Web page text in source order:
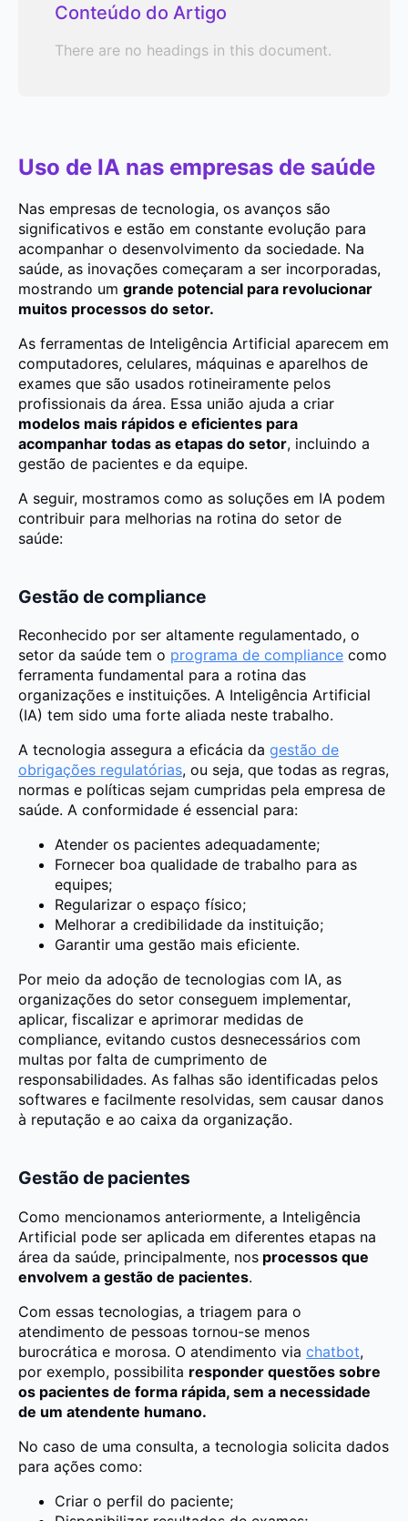
Conteúdo do Artigo
There are no headings in this document.
Uso de IA nas empresas de saúde
Nas empresas de tecnologia, os avanços são
significativos e estão em constante evolução para
acompanhar o desenvolvimento da sociedade. Na
saúde, as inovações começaram a ser incorporadas,
mostrando um grande potencial para revolucionar
muitos processos do setor.
As ferramentas de Inteligência Artificial aparecem em
computadores, celulares, máquinas e aparelhos de
exames que são usados rotineiramente pelos
profissionais da área. Essa união ajuda a criar
modelos mais rápidos e eficientes para
acompanhar todas as etapas do setor, incluindo a
gestão de pacientes e da equipe.
A seguir, mostramos como as soluções em IA podem
contribuir para melhorias na rotina do setor de
saúde:
Gestão de compliance
Reconhecido por ser altamente regulamentado, o
setor da saúde tem o programa de compliance como
ferramenta fundamental para a rotina das
organizações e instituições. A Inteligência Artificial
(IA) tem sido uma forte aliada neste trabalho.
A tecnologia assegura a eficácia da gestão de
obrigações regulatórias, ou seja, que todas as regras,
normas e políticas sejam cumpridas pela empresa de
saúde. A conformidade é essencial para:
Atender os pacientes adequadamente;
Fornecer boa qualidade de trabalho para as
equipes;
Regularizar o espaço físico;
Melhorar a credibilidade da instituição;
Garantir uma gestão mais eficiente.
Por meio da adoção de tecnologias com IA, as
organizações do setor conseguem implementar,
aplicar, fiscalizar e aprimorar medidas de
compliance, evitando custos desnecessários com
multas por falta de cumprimento de
responsabilidades. As falhas são identificadas pelos
softwares e facilmente resolvidas, sem causar danos
à reputação e ao caixa da organização.
Gestão de pacientes
Como mencionamos anteriormente, a Inteligência
Artificial pode ser aplicada em diferentes etapas na
área da saúde, principalmente, nos processos que
envolvem a gestão de pacientes.
Com essas tecnologias, a triagem para o
atendimento de pessoas tornou-se menos
burocrática e morosa. O atendimento via chatbot,
por exemplo, possibilita responder questões sobre
os pacientes de forma rápida, sem a necessidade
de um atendente humano.
No caso de uma consulta, a tecnologia solicita dados
para ações como:
Criar o perfil do paciente;